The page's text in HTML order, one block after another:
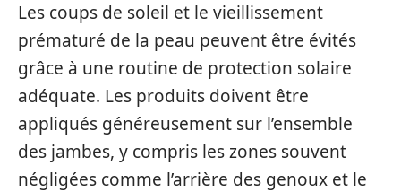
Les coups de soleil et le vieillissement
prématuré de la peau peuvent être évités
grâce à une routine de protection solaire
adéquate. Les produits doivent être
appliqués généreusement sur l’ensemble
des jambes, y compris les zones souvent
négligées comme l’arrière des genoux et le